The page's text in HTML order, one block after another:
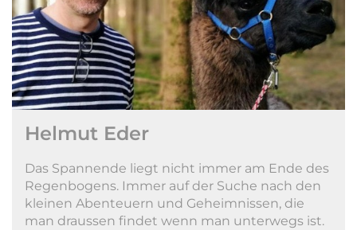
Helmut Eder
Das Spannende liegt nicht immer am Ende des
Regenbogens. Immer auf der Suche nach den
kleinen Abenteuern und Geheimnissen, die
man draussen findet wenn man unterwegs ist.